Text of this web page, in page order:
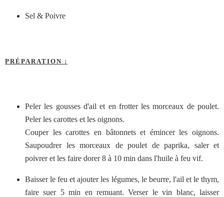
Sel & Poivre
PRÉPARATION :
Peler les gousses d'ail et en frotter les morceaux de poulet.
Peler les carottes et les oignons.
Couper les carottes en bâtonnets et émincer les oignons.
Saupoudrer les morceaux de poulet de paprika, saler et
poivrer et les faire dorer 8 à 10 min dans l'huile à feu vif.
Baisser le feu et ajouter les légumes, le beurre, l'ail et le thym,
faire suer 5 min en remuant. Verser le vin blanc, laisser